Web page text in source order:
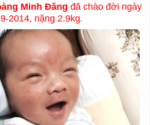
Minh Đăng đã chào đời ngày
2014, nặng 2.9kg.